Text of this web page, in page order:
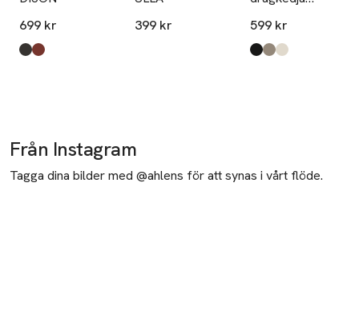
699 kr
Produkten finns i färgerna:
Brown 02
Rust,
399 kr
CROSS
599 kr
Produkten finns i
Black,
Mole Mel
Cream,
Från Instagram
Tagga dina bilder med @ahlens för att synas i vårt flöde.